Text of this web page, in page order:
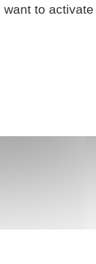
to activate